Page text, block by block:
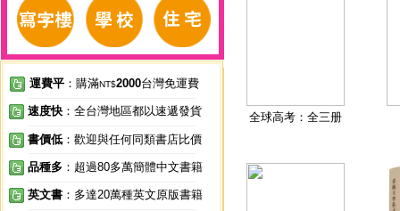
運費平 ：購滿NT$2000台灣免運費
速度快 ：全台灣地區都以速遞發貨
書價低 ：歡迎與任何同類書店比價
品種多 ：超過80多萬簡體中文書籍
英文書 ：多達20萬種英文原版書籍
全球高考：全三册